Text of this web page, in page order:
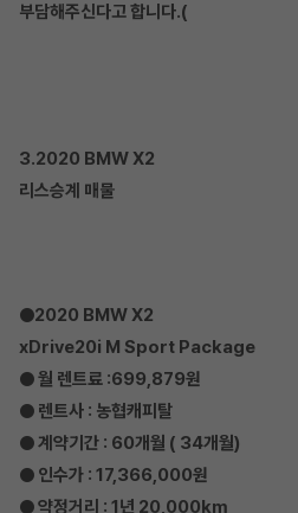
부담해주신다고 합니다.(
3.2020 BMW X2
리스승계 매물
●2020 BMW X2
xDrive20i M Sport Package
● 월 렌트료 :699,879원
● 렌트사 : 농협캐피탈
● 계약기간 : 60개월 ( 34개월)
● 인수가 : 17,366,000원
● 약정거리 : 1년 20,000km